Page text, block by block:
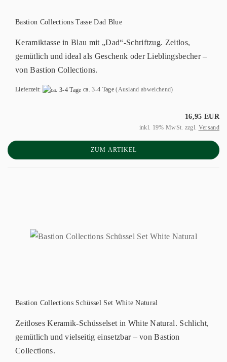
Bastion Collections Tasse Dad Blue
Keramiktasse in Blau mit „Dad“-Schriftzug. Zeitlos,
gemütlich und ideal als Geschenk oder Lieblingsbecher –
von Bastion Collections.
Lieferzeit: ca. 3-4 Tage (Ausland abweichend)
16,95 EUR
inkl. 19% MwSt. zzgl. Versand
ZUM ARTIKEL
Bastion Collections Schüssel Set White Natural
Zeitloses Keramik-Schüsselset in White Natural. Schlicht,
gemütlich und vielseitig einsetzbar – von Bastion
Collections.